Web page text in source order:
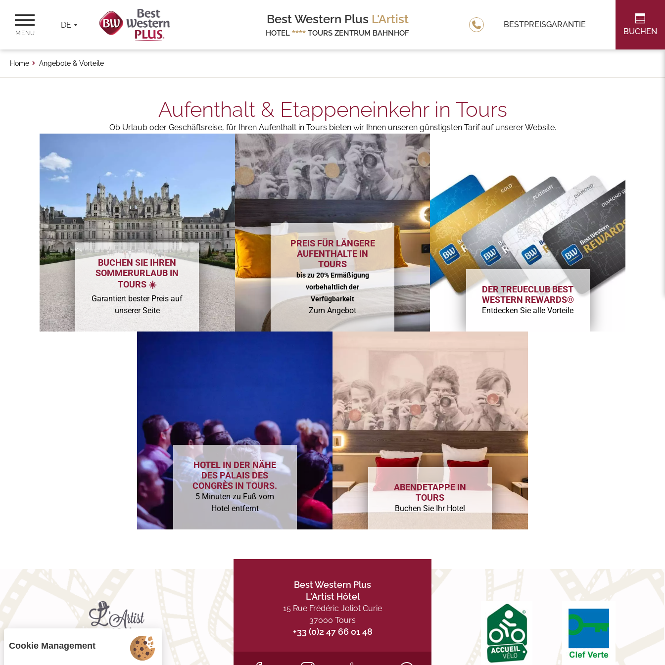
MENÜ
DE Best Western Plus L'Artist
HOTEL **** TOURS ZENTRUM BAHNHOF
BESTPREISGARANTIE
BUCHEN
Home Angebote & Vorteile
Aufenthalt & Etappeneinkehr in Tours
Ob Urlaub oder Geschäftsreise, für Ihren Aufenthalt in Tours bieten wir Ihnen unseren günstigsten Tarif auf unserer Website.
BUCHEN SIE IHREN
SOMMERURLAUB IN
TOURS ☀️
Garantiert bester Preis auf
unserer Seite
PREIS FÜR LÄNGERE
AUFENTHALTE IN
TOURS
bis zu 20% Ermäßigung
vorbehaltlich der
Verfügbarkeit
Zum Angebot
DER TREUECLUB BEST
WESTERN REWARDS®
Entdecken Sie alle Vorteile
HOTEL IN DER NÄHE
DES PALAIS DES
CONGRÈS IN TOURS.
5 Minuten zu Fuß vom
Hotel entfernt
ABENDETAPPE IN
TOURS
Buchen Sie Ihr Hotel
Best Western Plus
L'Artist Hôtel
15 Rue Frédéric Joliot Curie
37000 Tours
+33 (0)2 47 66 01 48
Cookie Management